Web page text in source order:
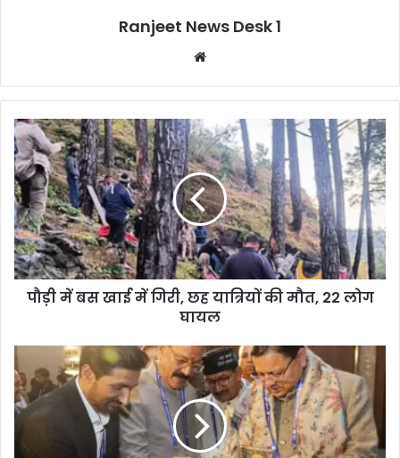
Ranjeet News Desk 1
te
पौड़ी में बस खाई में गिरी, छह यात्रियों की मौत, 22 लोग
घायल